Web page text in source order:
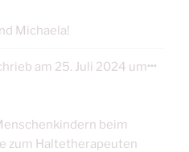
Michaela!
am 25. Juli 2024 um
beim
zum Haltetherapeuten
...